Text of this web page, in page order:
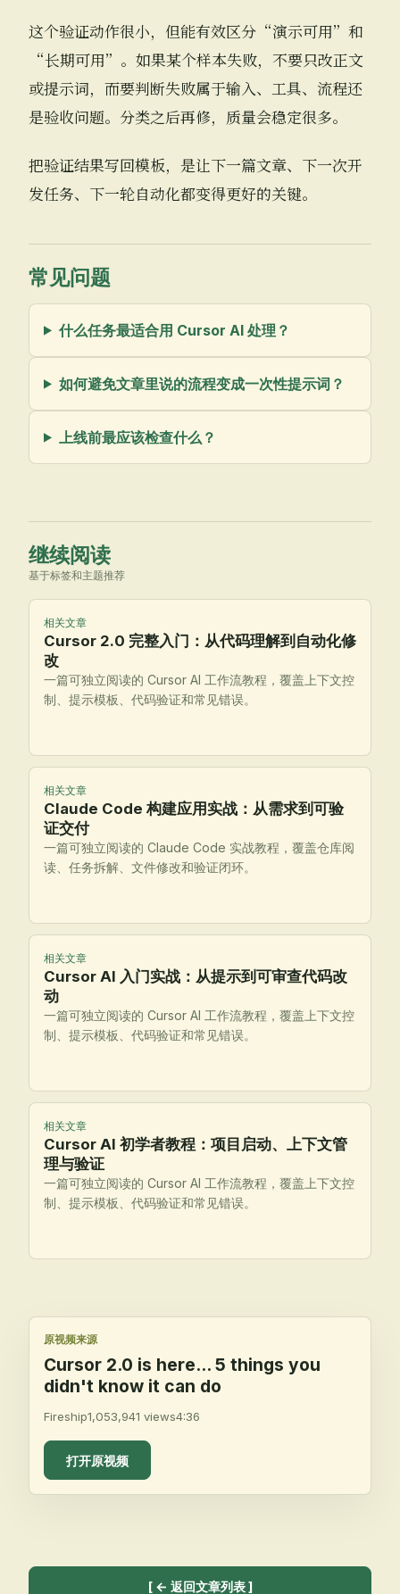
这个验证动作很小，但能有效区分“演示可用”和
“长期可用”。如果某个样本失败，不要只改正文
或提示词，而要判断失败属于输入、工具、流程还
是验收问题。分类之后再修，质量会稳定很多。
把验证结果写回模板，是让下一篇文章、下一次开
发任务、下一轮自动化都变得更好的关键。
常见问题
什么任务最适合用 Cursor AI 处理？
如何避免文章里说的流程变成一次性提示词？
上线前最应该检查什么？
继续阅读
基于标签和主题推荐
相关文章
Cursor 2.0 完整入门：从代码理解到自动化修
改
一篇可独立阅读的 Cursor AI 工作流教程，覆盖上下文控
制、提示模板、代码验证和常见错误。
相关文章
Claude Code 构建应用实战：从需求到可验
证交付
一篇可独立阅读的 Claude Code 实战教程，覆盖仓库阅
读、任务拆解、文件修改和验证闭环。
相关文章
Cursor AI 入门实战：从提示到可审查代码改
动
一篇可独立阅读的 Cursor AI 工作流教程，覆盖上下文控
制、提示模板、代码验证和常见错误。
相关文章
Cursor AI 初学者教程：项目启动、上下文管
理与验证
一篇可独立阅读的 Cursor AI 工作流教程，覆盖上下文控
制、提示模板、代码验证和常见错误。
原视频来源
Cursor 2.0 is here... 5 things you
didn't know it can do
Fireship1,053,941 views4:36
打开原视频
[ ← 返回文章列表]